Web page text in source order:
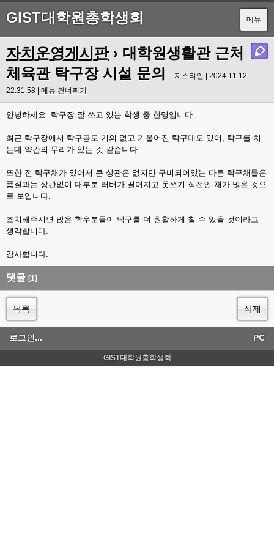
GIST대학원총학생회 메뉴
자치운영게시판› 대학원생활관 근처
체육관 탁구장 시설 문의
지스티언 | 2024.11.12
22:31:58 | 메뉴 건너뛰기
안녕하세요. 탁구장 잘 쓰고 있는 학생 중 한명입니다.
최근 탁구장에서 탁구공도 거의 없고 기울어진 탁구대도 있어, 탁구를 치
는데 약간의 무리가 있는 것 같습니다.
또한 전 탁구채가 있어서 큰 상관은 없지만 구비되어있는 다른 탁구채들은
품질과는 상관없이 대부분 러버가 떨어지고 못쓰기 직전인 채가 많은 것으
로 보입니다.
조치해주시면 많은 학우분들이 탁구를 더 원활하게 칠 수 있을 것이라고
생각합니다.
감사합니다.
댓글 [1]
목록 삭제
로그인... PC
GIST대학원총학생회